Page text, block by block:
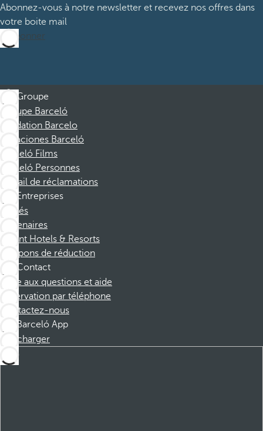
Abonnez-vous à notre newsletter et recevez nos offres dans
votre boite mail
M’abonner
Groupe
Groupe Barceló
Fondation Barcelo
Vacaciones Barceló
Barceló Films
Barceló Personnes
Portail de réclamations
Entreprises
Affiliés
Partenaires
Dorint Hotels & Resorts
Coupons de réduction
Contact
Foire aux questions et aide
Réservation par téléphone
Contactez-nous
Barceló App
Télécharger